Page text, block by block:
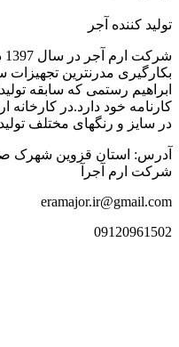
تولید کننده آجر
بکارگیری مدرنترین تجهیزات
ابراهیم رستمی که سابقه
در سایز و رنگهای مختلف
آدرس: استان قزوین شهرک
شرکت ارم آجرآ
eramajor.ir@gmail.com
09120961502